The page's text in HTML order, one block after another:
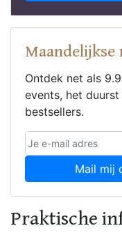
Ontdek net als
events, het
bestsellers.
Mail mij
Praktische